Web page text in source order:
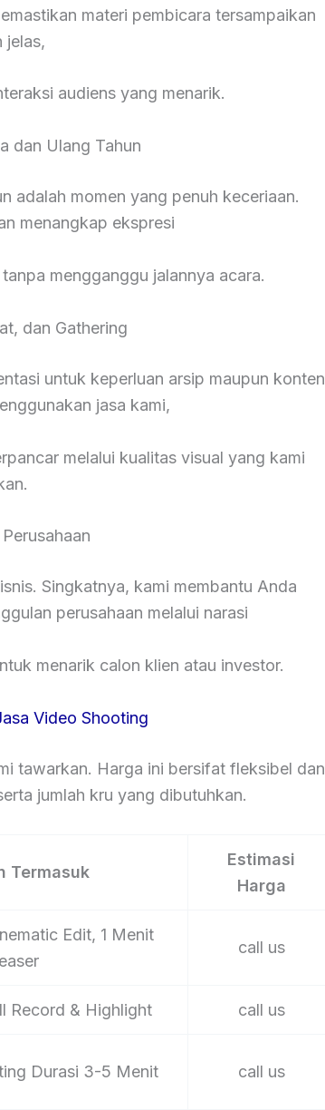
materi pembicara tersampaikan
jelas,
audiens yang menarik.
dan Ulang Tahun
adalah momen yang penuh keceriaan.
menangkap ekspresi
mengganggu jalannya acara.
dan Gathering
untuk keperluan arsip maupun konten
jasa kami,
melalui kualitas visual yang kami
Singkatnya, kami membantu Anda
perusahaan melalui narasi
menarik calon klien atau investor.
Video Shooting
tawarkan. Harga ini bersifat fleksibel dan
jumlah kru yang dibutuhkan.
Termasuk
Estimasi
Harga
Edit, 1 Menit
call us
Record & Highlight call us
Durasi 3-5 Menit call us